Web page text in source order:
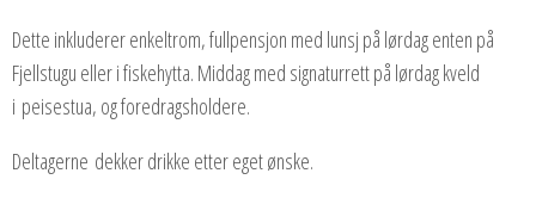
Dette inkluderer enkeltrom, fullpensjon med lunsj på lørdag enten på
Fjellstugu eller i fiskehytta. Middag med signaturrett på lørdag kveld
i peisestua, og foredragsholdere.
Deltagerne dekker drikke etter eget ønske.